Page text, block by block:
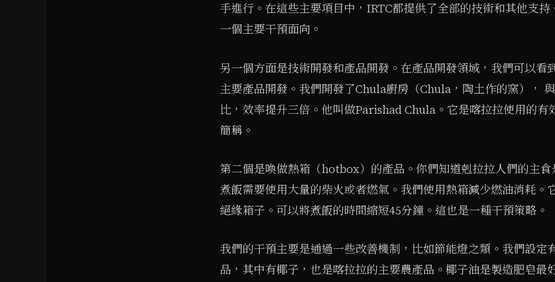
手進行。在這些主要項目中，IRTC都提供了全部的技術和其他支持
一個主要干預面向。
另一個方面是技術開發和產品開發。在產品開發領域，我們可以看
主要產品開發。我們開發了Chula廚房（Chula，陶土作的窯），
比，效率提升三倍。他叫做Parishad Chula。它是喀拉拉使用的有
簡稱。
第二個是喚做熱箱（hotbox）的產品。你們知道剋拉拉人們的主食
煮飯需要使用大量的柴火或者燃氣。我們使用熱箱減少燃油消耗。
絕緣箱子。可以將煮飯的時間縮短45分鐘。這也是一種干預策略。
我們的干預主要是通過一些改善機制，比如節能燈之類。我們設定
品，其中有椰子，也是喀拉拉的主要農產品。椰子油是製造肥皂最